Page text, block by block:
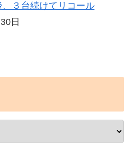
、３台続けてリコール
日